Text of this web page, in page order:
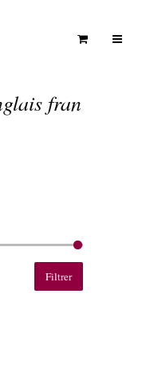
fran
Filtrer